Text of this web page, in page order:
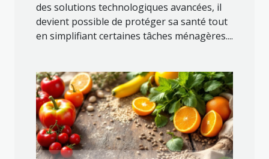
des solutions technologiques avancées, il
devient possible de protéger sa santé tout
en simplifiant certaines tâches ménagères....